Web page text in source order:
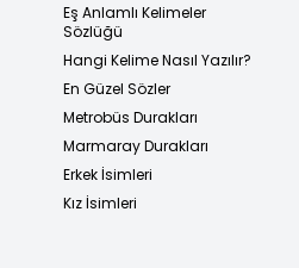
Eş Anlamlı Kelimeler
Sözlüğü
Hangi Kelime Nasıl Yazılır?
En Güzel Sözler
Metrobüs Durakları
Marmaray Durakları
Erkek İsimleri
Kız İsimleri